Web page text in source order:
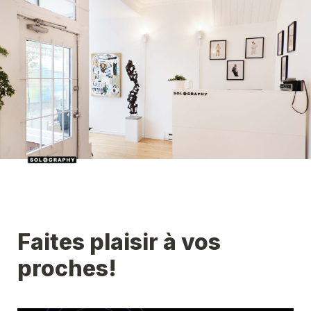
Faites plaisir à vos
proches!